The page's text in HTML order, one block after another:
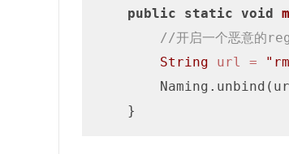
public static void
//开启一个恶意的
String
url =